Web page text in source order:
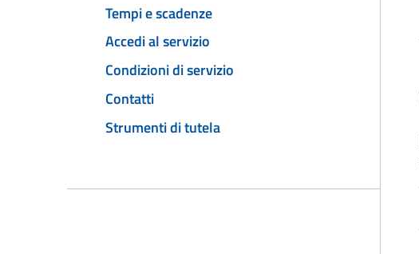
Tempi e scadenze
Accedi al servizio
Condizioni di servizio
Contatti
Strumenti di tutela